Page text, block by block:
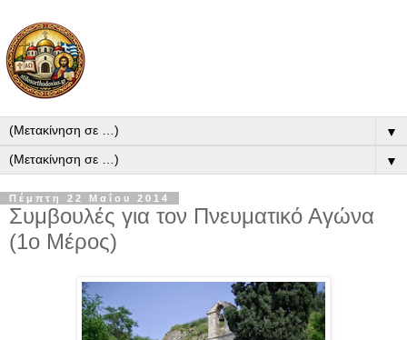
▼
▼
Πέμπτη 22 Μαΐου 2014
Συμβουλές για τον Πνευματικό Αγώνα
(1ο Μέρος)